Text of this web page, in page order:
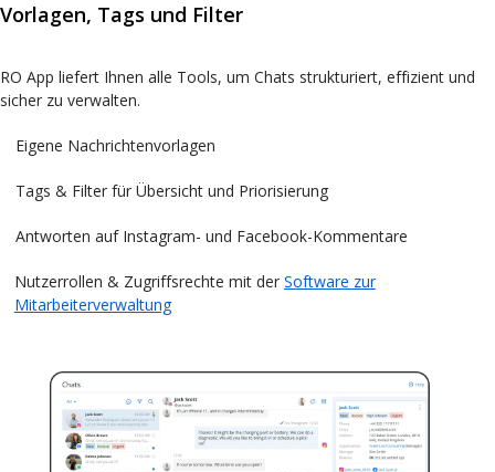
Vorlagen, Tags und Filter
RO App liefert Ihnen alle Tools, um Chats strukturiert, effizient und
sicher zu verwalten.
Eigene Nachrichtenvorlagen
Tags & Filter für Übersicht und Priorisierung
Antworten auf Instagram- und Facebook-Kommentare
Nutzerrollen & Zugriffsrechte mit der Software zur
Mitarbeiterverwaltung